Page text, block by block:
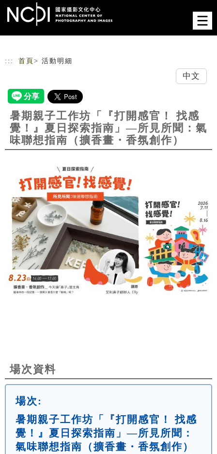
跳到主要內容
網站導覽
::: 首頁 > 活動明細
中文
暑期親子工作坊「『打開感官！ 找感
覺！』夏日探索指南」—所見所聞：氣
味聯想指南（擴香畫・香氛創作）
場次資料
場次:
暑期親子工作坊「『打開感官！ 找感
覺！』夏日探索指南」—所見所聞：
氣味聯想指南（擴香畫・香氛創作）